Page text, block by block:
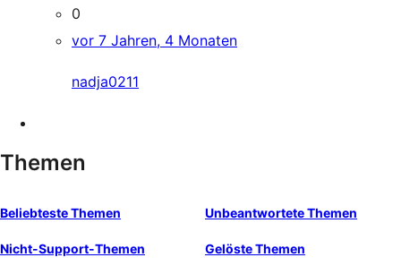
0
vor 7 Jahren, 4 Monaten
nadja0211
Themen
Beliebteste Themen Unbeantwortete Themen
Nicht-Support-Themen Gelöste Themen